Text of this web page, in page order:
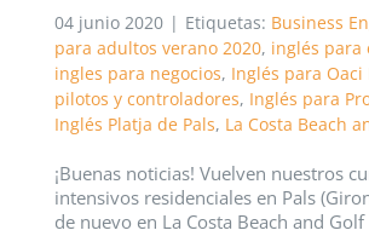
04 junio 2020 | Etiquetas: Business
para adultos verano 2020, inglés para
ingles para negocios, Inglés para Oaci
pilotos y controladores, Inglés para
Inglés Platja de Pals, La Costa Beach
¡Buenas noticias! Vuelven nuestros
intensivos residenciales en Pals
de nuevo en La Costa Beach and